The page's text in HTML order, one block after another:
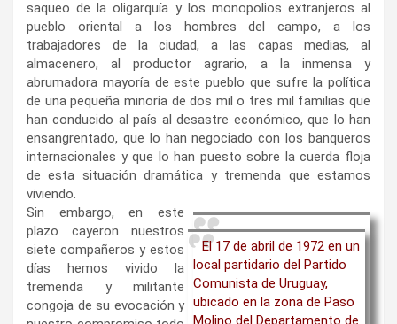
saqueo de la oligarquía y los monopolios extranjeros al
pueblo oriental a los hombres del campo, a los
trabajadores de la ciudad, a las capas medias, al
almacenero, al productor agrario, a la inmensa y
abrumadora mayoría de este pueblo que sufre la política
de una pequeña minoría de dos mil o tres mil familias que
han conducido al país al desastre económico, que lo han
ensangrentado, que lo han negociado con los banqueros
internacionales y que lo han puesto sobre la cuerda floja
de esta situación dramática y tremenda que estamos
viviendo.
El 17 de abril de 1972 en un
local partidario del Partido
Comunista de Uruguay,
ubicado en la zona de Paso
Molino del Departamento de
Sin embargo, en este
plazo cayeron nuestros
siete compañeros y estos
días hemos vivido la
tremenda y militante
congoja de su evocación y